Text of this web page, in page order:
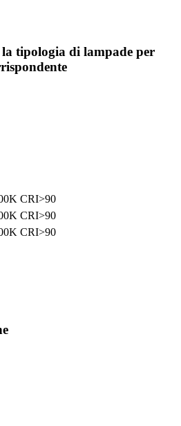
tipologia di lampade per
CRI>90
CRI>90
CRI>90